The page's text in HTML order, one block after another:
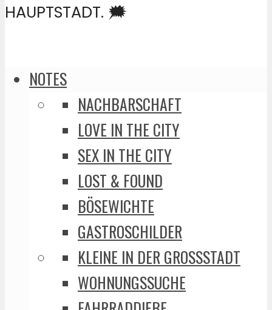
HAUPTSTADT. 🗯️
NOTES
NACHBARSCHAFT
LOVE IN THE CITY
SEX IN THE CITY
LOST & FOUND
BÖSEWICHTE
GASTROSCHILDER
KLEINE IN DER GROSSSTADT
WOHNUNGSSUCHE